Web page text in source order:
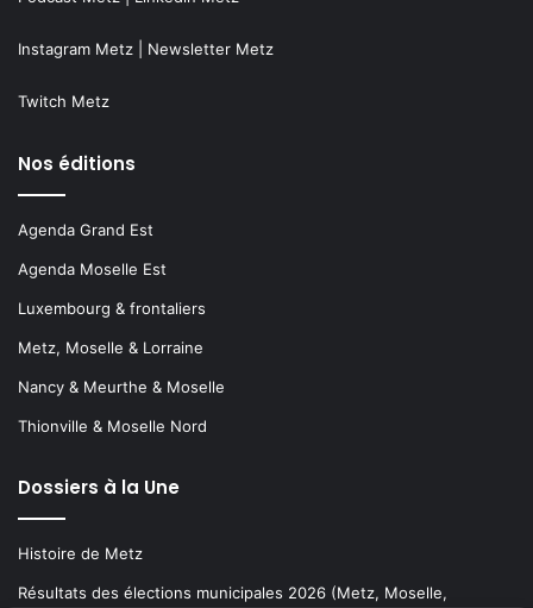
Instagram Metz Newsletter Metz
Twitch Metz
Nos éditions
Agenda Grand Est
Agenda Moselle Est
Luxembourg & frontaliers
Metz, Moselle & Lorraine
Nancy & Meurthe & Moselle
Thionville & Moselle Nord
Dossiers à la Une
Histoire de Metz
Résultats des élections municipales 2026 (Metz, Moselle,